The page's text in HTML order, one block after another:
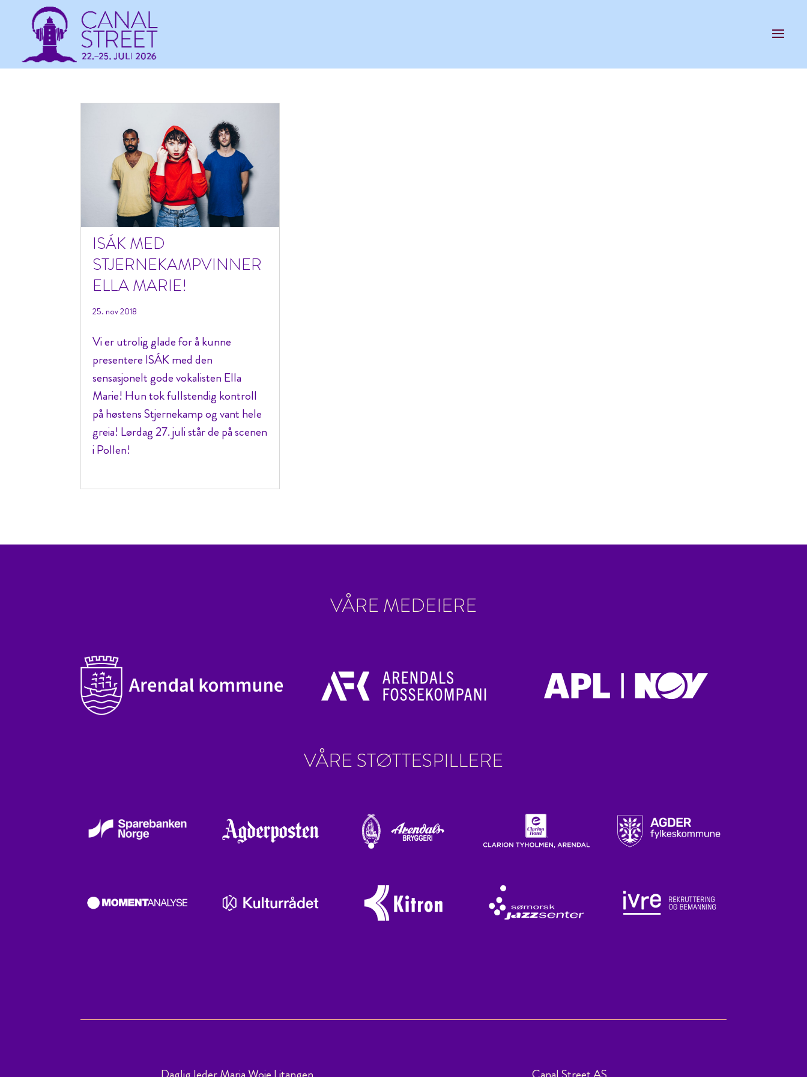
ISÁK MED
STJERNEKAMPVINNER
ELLA MARIE!
25. nov 2018
Vi er utrolig glade for å kunne
presentere ISÁK med den
sensasjonelt gode vokalisten Ella
Marie! Hun tok fullstendig kontroll
på høstens Stjernekamp og vant hele
greia! Lørdag 27. juli står de på scenen
i Pollen!
VÅRE MEDEIERE
VÅRE STØTTESPILLERE